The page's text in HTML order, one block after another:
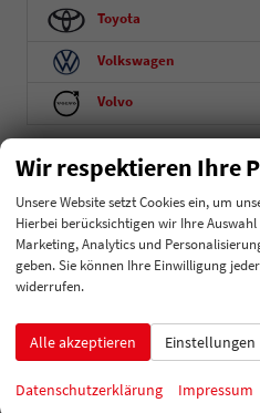
Toyota
Volkswagen
Volvo
Meine letzte
Automobile Wentland
Heinz-Friedrich-Straße 22
64380 Roßdorf
Wir respektieren Ihre
Unsere Website setzt Cookies ein, um
Hierbei berücksichtigen wir Ihre
Marketing, Analytics und
geben. Sie können Ihre Einwilligung
widerrufen.
Alle akzeptieren Einstellungen
Datenschutzerklärung Impressum